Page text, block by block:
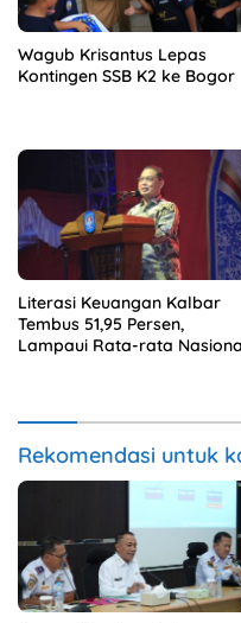
Wagub Krisantus Lepas
Kontingen SSB K2 ke Bogor
Literasi Keuangan Kalbar
Tembus 51,95 Persen,
Lampaui Rata-rata
Rekomendasi untuk